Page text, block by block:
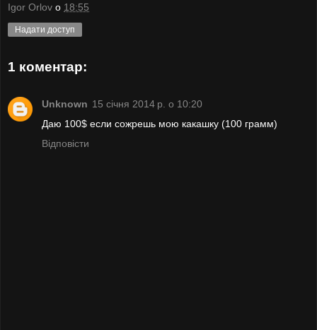
Igor Orlov о 18:55
Надати доступ
1 коментар:
Unknown 15 січня 2014 р. о 10:20
Даю 100$ если сожрешь мою какашку (100 грамм)
Відповісти